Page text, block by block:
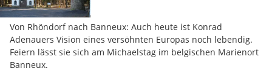
Von Rhöndorf nach Banneux: Auch heute ist Konrad
Adenauers Vision eines versöhnten Europas noch lebendig.
Feiern lässt sie sich am Michaelstag im belgischen Marienort
Banneux.